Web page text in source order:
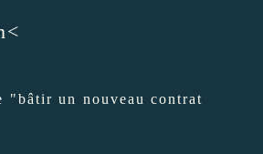
<
"bâtir un nouveau contrat